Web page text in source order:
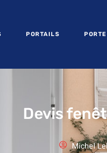
PORTAILS
Devis
Michel